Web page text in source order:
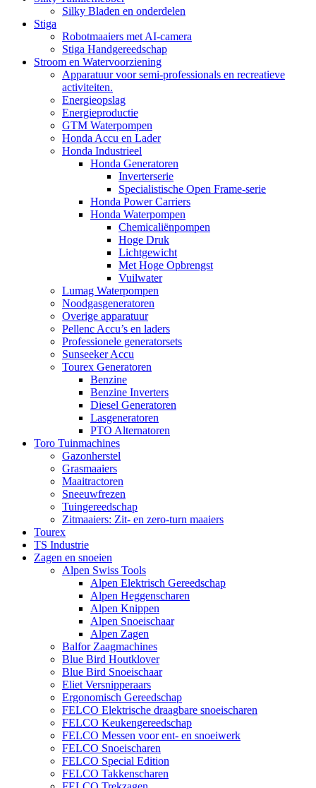
Silky Bladen en onderdelen
Stiga
Robotmaaiers met AI-camera
Stiga Handgereedschap
Stroom en Watervoorziening
Apparatuur voor semi-professionals en recreatieve
activiteiten.
Energieopslag
Energieproductie
GTM Waterpompen
Honda Accu en Lader
Honda Industrieel
Honda Generatoren
Inverterserie
Specialistische Open Frame-serie
Honda Power Carriers
Honda Waterpompen
Chemicaliënpompen
Hoge Druk
Lichtgewicht
Met Hoge Opbrengst
Vuilwater
Lumag Waterpompen
Noodgasgeneratoren
Overige apparatuur
Pellenc Accu’s en laders
Professionele generatorsets
Sunseeker Accu
Tourex Generatoren
Benzine
Benzine Inverters
Diesel Generatoren
Lasgeneratoren
PTO Alternatoren
Toro Tuinmachines
Gazonherstel
Grasmaaiers
Maaitractoren
Sneeuwfrezen
Tuingereedschap
Zitmaaiers: Zit- en zero-turn maaiers
Tourex
TS Industrie
Zagen en snoeien
Alpen Swiss Tools
Alpen Elektrisch Gereedschap
Alpen Heggenscharen
Alpen Knippen
Alpen Snoeischaar
Alpen Zagen
Balfor Zaagmachines
Blue Bird Houtklover
Blue Bird Snoeischaar
Eliet Versnipperaars
Ergonomisch Gereedschap
FELCO Elektrische draagbare snoeischaren
FELCO Keukengereedschap
FELCO Messen voor ent- en snoeiwerk
FELCO Snoeischaren
FELCO Special Edition
FELCO Takkenscharen